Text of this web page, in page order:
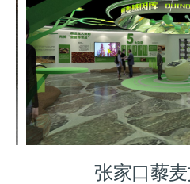
张家口藜麦